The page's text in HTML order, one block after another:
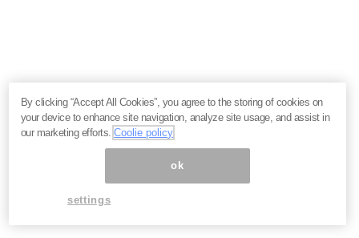
By clicking “Accept All Cookies”, you agree to the storing of cookies on
your device to enhance site navigation, analyze site usage, and assist in
our marketing efforts.Coolie policy
ok
settings